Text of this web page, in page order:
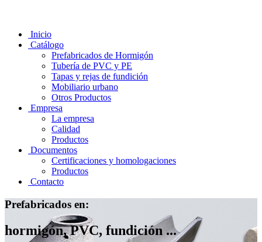
Inicio
Catálogo
Prefabricados de Hormigón
Tubería de PVC y PE
Tapas y rejas de fundición
Mobiliario urbano
Otros Productos
Empresa
La empresa
Calidad
Productos
Documentos
Certificaciones y homologaciones
Productos
Contacto
Prefabricados en:
hormigón, PVC, fundición ...